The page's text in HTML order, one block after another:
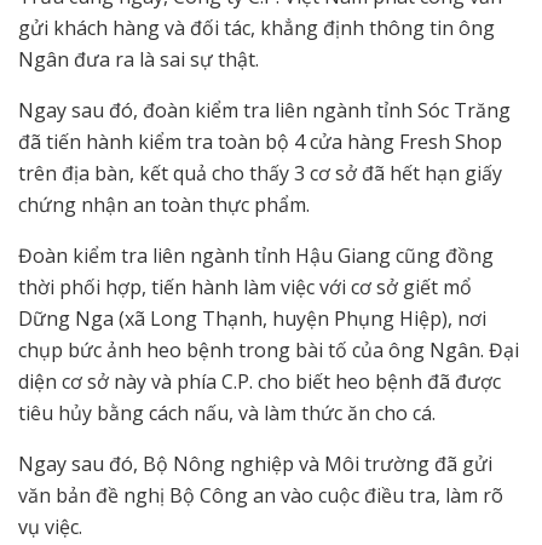
gửi khách hàng và đối tác, khẳng định thông tin ông
Ngân đưa ra là sai sự thật.
Ngay sau đó, đoàn kiểm tra liên ngành tỉnh Sóc Trăng
đã tiến hành kiểm tra toàn bộ 4 cửa hàng Fresh Shop
trên địa bàn, kết quả cho thấy 3 cơ sở đã hết hạn giấy
chứng nhận an toàn thực phẩm.
Đoàn kiểm tra liên ngành tỉnh Hậu Giang cũng đồng
thời phối hợp, tiến hành làm việc với cơ sở giết mổ
Dững Nga (xã Long Thạnh, huyện Phụng Hiệp), nơi
chụp bức ảnh heo bệnh trong bài tố của ông Ngân. Đại
diện cơ sở này và phía C.P. cho biết heo bệnh đã được
tiêu hủy bằng cách nấu, và làm thức ăn cho cá.
Ngay sau đó, Bộ Nông nghiệp và Môi trường đã gửi
văn bản đề nghị Bộ Công an vào cuộc điều tra, làm rõ
vụ việc.